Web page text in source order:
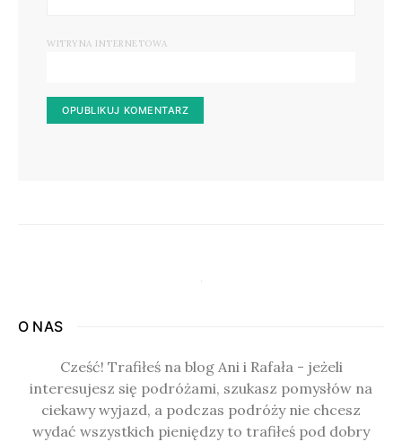
WITRYNA INTERNETOWA
O NAS
Cześć! Trafiłeś na blog Ani i Rafała - jeżeli
interesujesz się podróżami, szukasz pomysłów na
ciekawy wyjazd, a podczas podróży nie chcesz
wydać wszystkich pieniędzy to trafiłeś pod dobry